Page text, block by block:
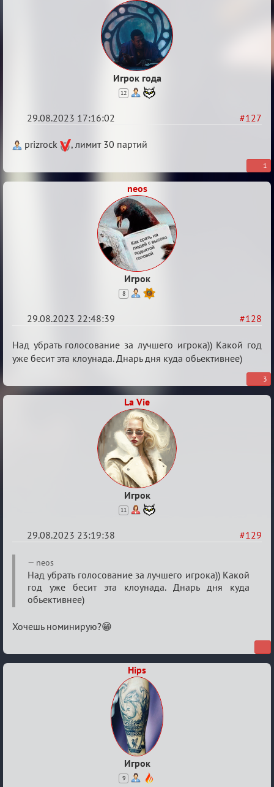
Игрок года
12
#127
29.08.2023 17:16:02
Re:
XI
prizrock , лимит 30 партий
1
neos
Игрок
8
#128
29.08.2023 22:48:39
Re:
Waiting
Над убрать голосование за лучшего игрока)) Какой год
уже бесит эта клоунада. Днарь дня куда обьективнее)
3
La Vie
Игрок
11
#129
29.08.2023 23:19:38
Re:
Waiting
neos
Над убрать голосование за лучшего игрока)) Какой
год уже бесит эта клоунада. Днарь дня куда
обьективнее)
Хочешь номинирую?😁
Hips
Игрок
9